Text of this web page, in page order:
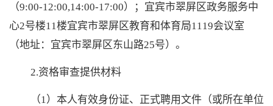
（9:00-12:00,14:00-17:00）；宜宾市翠屏区政务服务中
心2号楼11楼宜宾市翠屏区教育和体育局1119会议室
（地址：宜宾市翠屏区东山路25号）。
2.资格审查提供材料
（1）本人有效身份证、正式聘用文件（或所在单位